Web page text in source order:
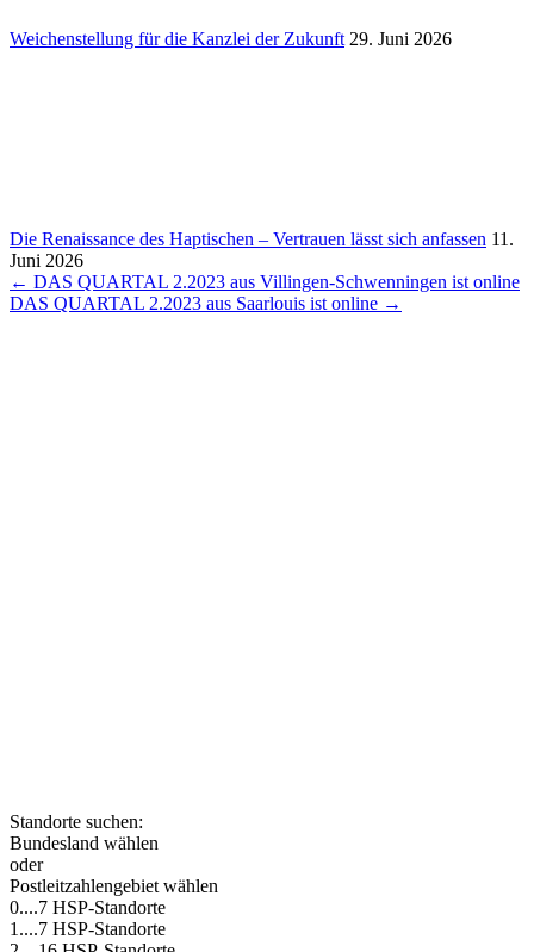
Weichen­stel­lung für die Kanzlei der Zukunft 29. Juni 2026
Die Renais­sance des Hapti­schen – Vertrauen lässt sich anfassen 11.
Juni 2026
Beitragsnavigation
← DAS QUARTAL 2.2023 aus Villingen-Schwen­ningen ist online
DAS QUARTAL 2.2023 aus Saar­louis ist online →
Standorte suchen:
Bundesland wählen
oder
Postleitzahlengebiet wählen
0....7 HSP-Standorte
1....7 HSP-Standorte